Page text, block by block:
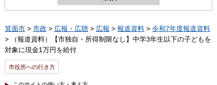
箕面市 > 市政 > 広報・広聴 > 広報 > 報道資料 > 令和7年度報道資料
> （報道資料）【市独自・所得制限なし】中学3年生以下の子どもを
対象に現金1万円を給付
市役所への行き方